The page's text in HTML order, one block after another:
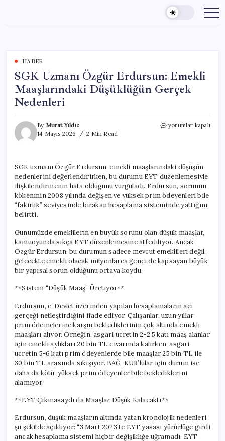
content
HABER
SGK Uzmanı Özgür Erdursun: Emekli
Maaşlarındaki Düşüklüğün Gerçek
Nedenleri
By Murat Yıldız
14 Mayıs 2026
2 Min Read
SGK
Maaşlarındaki
Düşüklüğün
Gerçek
Nedenleri
için
yorumlar kapalı
SGK uzmanı Özgür Erdursun, emekli maaşlarındaki düşüşün
nedenlerini değerlendirirken, bu durumu EYT düzenlemesiyle
ilişkilendirmenin hata olduğunu vurguladı. Erdursun, sorunun
kökeninin 2008 yılında değişen ve yüksek prim ödeyenleri bile
“fakirlik” seviyesinde bırakan hesaplama sisteminde yattığını
belirtti.
Günümüzde emeklilerin en büyük sorunu olan düşük maaşlar,
kamuoyunda sıkça EYT düzenlemesine atfediliyor. Ancak
Özgür Erdursun, bu durumun sadece mevcut emeklileri değil,
gelecekte emekli olacak milyonlarca genci de kapsayan büyük
bir yapısal sorun olduğunu ortaya koydu.
**Sistem “Düşük Maaş” Üretiyor**
Erdursun, e-Devlet üzerinden yapılan hesaplamaların acı
gerçeği netleştirdiğini ifade ediyor. Çalışanlar, uzun yıllar
prim ödemelerine karşın beklediklerinin çok altında emekli
maaşları alıyor. Örneğin, asgari ücretin 2-2,5 katı maaş alanlar
için emekli aylıkları 20 bin TL civarında kalırken, asgari
ücretin 5-6 katı prim ödeyenlerde bile maaşlar 25 bin TL ile
30 bin TL arasında sıkışıyor. BAĞ-KUR’lular için durum ise
daha da kötü; yüksek prim ödeyenler bile beklediklerini
alamıyor.
**EYT Çıkmasaydı da Maaşlar Düşük Kalacaktı**
Erdursun, düşük maaşların altında yatan kronolojik nedenleri
şu şekilde açıklıyor: “3 Mart 2023’te EYT yasası yürürlüğe girdi
ancak hesaplama sistemi hiçbir değişikliğe uğramadı. EYT